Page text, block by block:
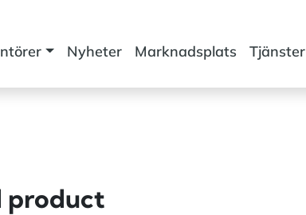
Nyheter Marknadsplats Tjänster
product